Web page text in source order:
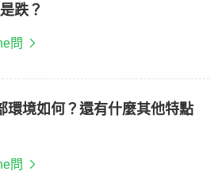
跌？
問
環境如何？還有什麼其他特點
問